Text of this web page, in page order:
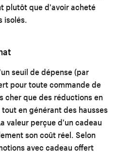
plutôt que d'avoir acheté
isolés.
seuil de dépense (par
pour toute commande de
cher que des réductions en
en générant des hausses
valeur perçue d'un cadeau
son coût réel. Selon
avec cadeau offert